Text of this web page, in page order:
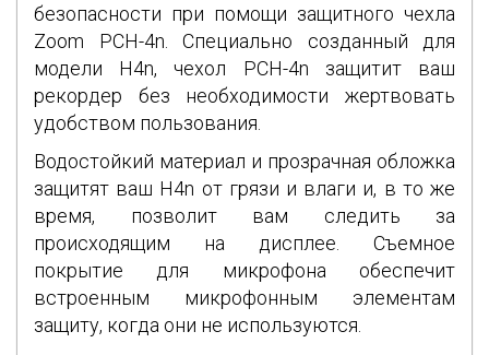
безопасности при помощи защитного чехла
Zoom PCH-4n. Специально созданный для
модели H4n, чехол PCH-4n защитит ваш
рекордер без необходимости жертвовать
удобством пользования.
Водостойкий материал и прозрачная обложка
защитят ваш H4n от грязи и влаги и, в то же
время, позволит вам следить за
происходящим на дисплее. Съемное
покрытие для микрофона обеспечит
встроенным микрофонным элементам
защиту, когда они не используются.